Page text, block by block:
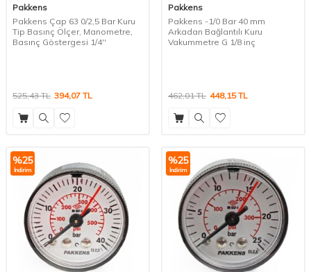
Pakkens
Pakkens Çap 63 0/2,5 Bar Kuru
Tip Basınç Ölçer, Manometre,
Basınç Göstergesi 1/4''
525,43TL 394,07 TL
Pakkens
Pakkens -1/0 Bar 40 mm
Arkadan Bağlantılı Kuru
Vakummetre G 1/8 inç
462,01TL 448,15TL
%25
İndirim
%25
İndirim